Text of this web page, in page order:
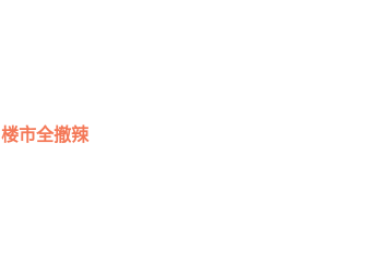
楼市全撤辣